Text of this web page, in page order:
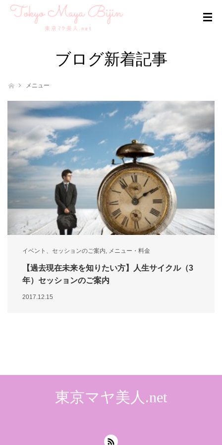
ブログ新着記事
ホームメニュー
イベント、セッションのご案内 メニュー・料金
【過去現在未来を知りたい方】人生サイクル（3
年）セッションのご案内
2017.12.15
東京マヤ美人.net